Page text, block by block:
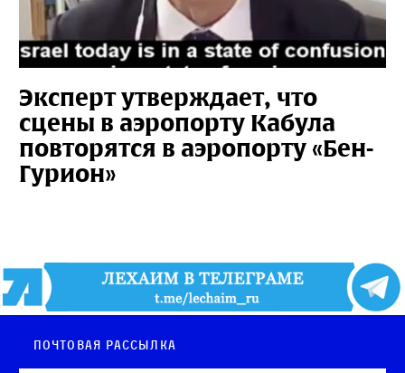
Эксперт утверждает, что
сцены в аэропорту Кабула
повторятся в аэропорту «Бен-
Гурион»
Почтовая рассылка